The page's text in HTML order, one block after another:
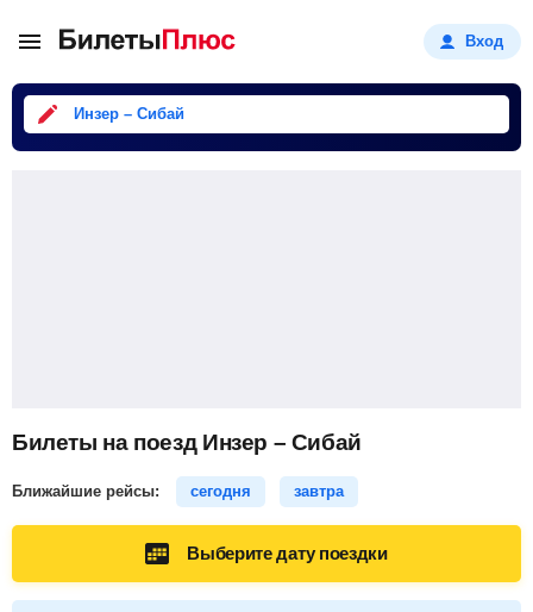
Вход
Инзер – Сибай
Билеты на поезд Инзер – Сибай
Ближайшие рейсы: сегодня завтра
Выберите дату поездки